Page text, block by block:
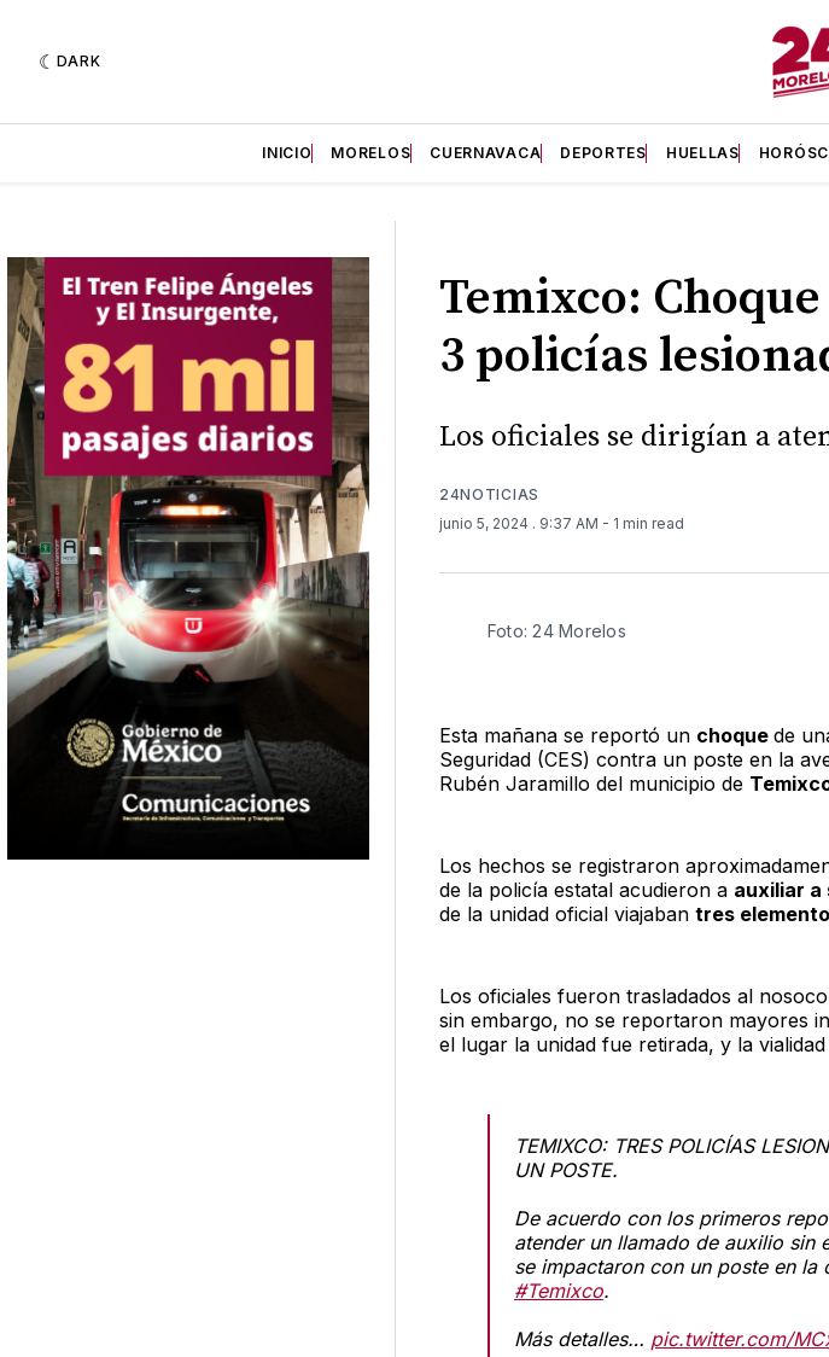
DARK
INICIO MORELOS CUERNAVACA DEPORTES HUELLAS
Temixco:
3 policías
Los oficiales se dirigían a
24NOTICIAS
junio 5, 2024 . 9:37 AM - 1 min read
Foto: 24 Morelos
Esta mañana se reportó un choque de
Seguridad (CES) contra un poste en la
Rubén Jaramillo del municipio de
Los hechos se registraron
de la policía estatal acudieron a auxiliar a
de la unidad oficial viajaban tres
Los oficiales fueron trasladados al
sin embargo, no se reportaron mayores
el lugar la unidad fue retirada, y la
TEMIXCO: TRES POLICÍAS
UN POSTE.
De acuerdo con los primeros
atender un llamado de auxilio
se impactaron con un poste en la
#Temixco.
Más detalles… pic.twitter.com/